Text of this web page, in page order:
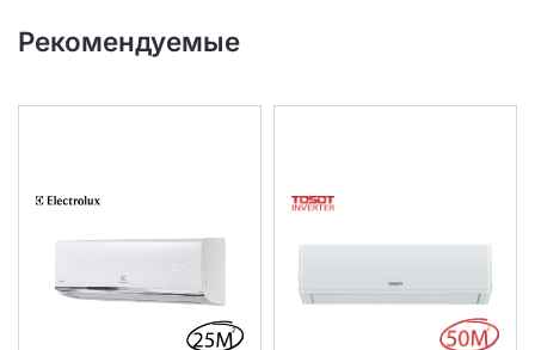
Рекомендуемые